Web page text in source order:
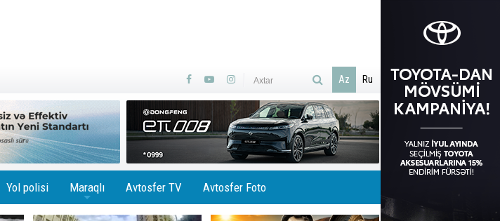
Az Ru
Yol polisi Maraqlı Avtosfer TV Avtosfer Foto